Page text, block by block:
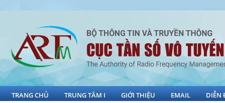
TRANG CHỦ TRUNG TÂM I GIỚI THIỆU EMAIL
DIỄN